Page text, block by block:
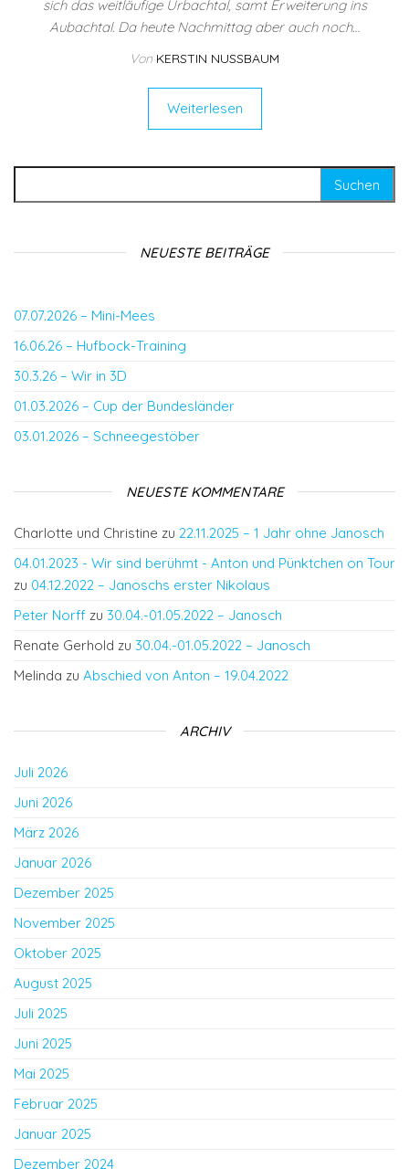
sich das weitläufige Urbachtal, samt Erweiterung ins
Aubachtal. Da heute Nachmittag aber auch noch…
Von KERSTIN NUSSBAUM
Weiterlesen
NEUESTE BEITRÄGE
07.07.2026 – Mini-Mees
16.06.26 – Hufbock-Training
30.3.26 – Wir in 3D
01.03.2026 – Cup der Bundesländer
03.01.2026 – Schneegestöber
NEUESTE KOMMENTARE
Charlotte und Christine zu 22.11.2025 – 1 Jahr ohne Janosch
04.01.2023 - Wir sind berühmt - Anton und Pünktchen on Tour
zu 04.12.2022 – Janoschs erster Nikolaus
Peter Norff zu 30.04.-01.05.2022 – Janosch
Renate Gerhold zu 30.04.-01.05.2022 – Janosch
Melinda zu Abschied von Anton – 19.04.2022
ARCHIV
Juli 2026
Juni 2026
März 2026
Januar 2026
Dezember 2025
November 2025
Oktober 2025
August 2025
Juli 2025
Juni 2025
Mai 2025
Februar 2025
Januar 2025
Dezember 2024